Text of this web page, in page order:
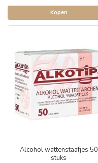
Kopen
Alcohol wattenstaafjes 50
stuks